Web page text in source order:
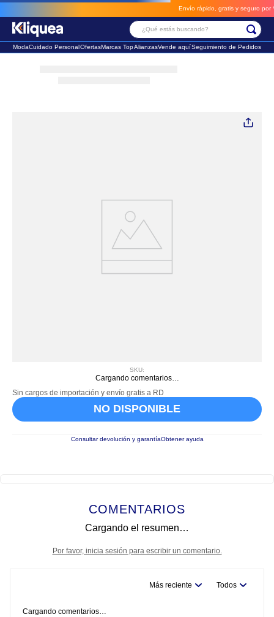
Envío rápido, gratis y seguro por
¿Qué estás buscando?
ModaCuidado PersonalOfertasMarcas TopAlianzasVende aquíSeguimiento de Pedidos
SKU:
Cargando comentarios…
Sin cargos de importación y envío gratis a RD
NO DISPONIBLE
Consultar devolución y garantíaObtener ayuda
COMENTARIOS
Cargando el resumen…
Por favor, inicia sesión para escribir un comentario.
Más reciente Todos
Cargando comentarios…